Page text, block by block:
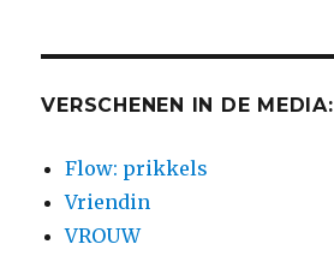
VERSCHENEN IN DE MEDIA:
Flow: prikkels
Vriendin
VROUW